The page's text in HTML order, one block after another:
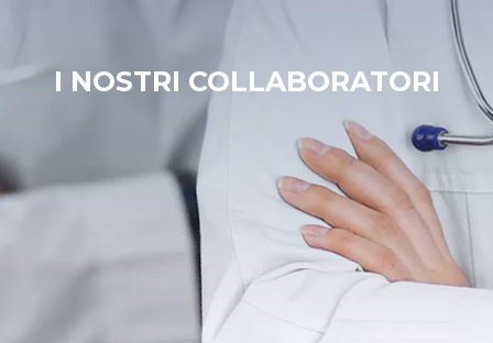
I NOSTRI COLLABORATORI